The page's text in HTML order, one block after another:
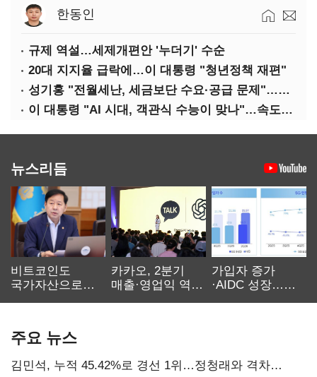
한동인
규제 역설…세제개편안 '누더기' 수순
20대 지지율 급락에…이 대통령 "청년정책 재편"
성기홍 "전월세난, 세금보단 수요·공급 문제"…닥공 시사
이 대통령 "AI 시대, 객관식 수능이 맞나"…속도전 '경계'
뉴스리듬
비트코인도
국가자산으로…'
카카오, 2분기
매출·영업익 역대
가입자 증가
·AIDC 성장…
주요 뉴스
김민석, 누적 45.42%로 경선 1위…정청래와 격차